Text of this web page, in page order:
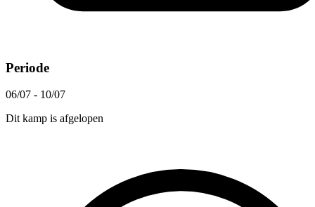
Periode
06/07 - 10/07
Dit kamp is afgelopen